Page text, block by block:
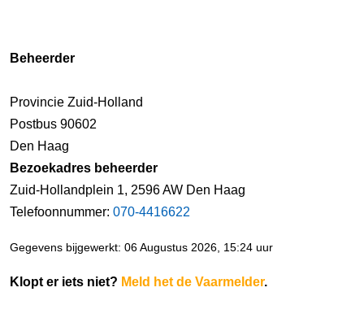
Beheerder
Provincie Zuid-Holland
Postbus 90602
Den Haag
Bezoekadres beheerder
Zuid-Hollandplein 1, 2596 AW Den Haag
Telefoonnummer: 070-4416622
Gegevens bijgewerkt: 06 Augustus 2026, 15:24 uur
Klopt er iets niet? Meld het de Vaarmelder.